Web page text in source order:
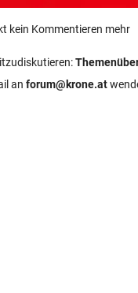
kein Kommentieren mehr
an forum@krone.at